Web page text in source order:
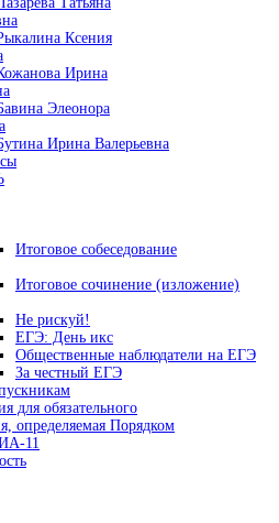
Ксения
Ирина
Элеонора
Ирина Валерьевна
Итоговое собеседование
Итоговое сочинение (изложение)
Не рискуй!
ЕГЭ: День икс
Общественные наблюдатели на ЕГЭ
За честный ЕГЭ
для обязательного
определяемая Порядком
11